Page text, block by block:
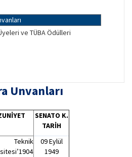
ve TÜBA Ödülleri
Unvanları
SENATO K.
TARİH
Teknik
09 Eylül
1949